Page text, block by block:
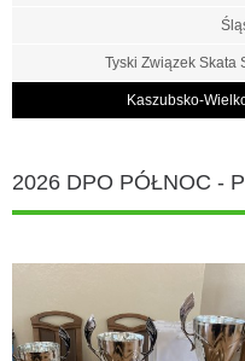
Tyski Związek Skata
Kaszubsko-
2026 DPO PÓŁNOC -